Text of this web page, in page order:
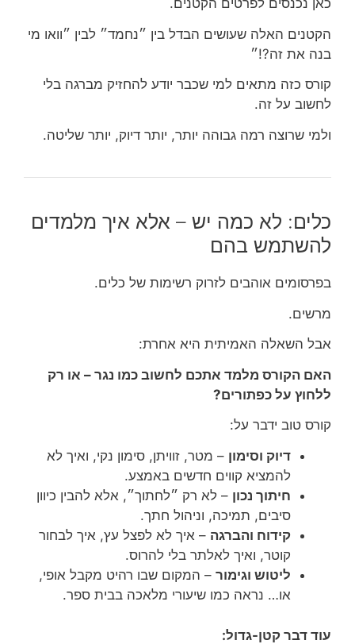
כאן נכנסים לפרטים הקטנים.
הקטנים האלה שעושים הבדל בין ״נחמד״ לבין ״וואו מי
בנה את זה?!״
קורס כזה מתאים למי שכבר יודע להחזיק מברגה בלי
לחשוב על זה.
ולמי שרוצה רמה גבוהה יותר, יותר דיוק, יותר שליטה.
כלים: לא כמה יש – אלא איך מלמדים
להשתמש בהם
בפרסומים אוהבים לזרוק רשימות של כלים.
מרשים.
אבל השאלה האמיתית היא אחרת:
האם הקורס מלמד אתכם לחשוב כמו נגר – או רק
ללחוץ על כפתורים?
קורס טוב ידבר על:
דיוק וסימון – מטר, זוויתן, סימון נקי, ואיך לא
להמציא קווים חדשים באמצע.
חיתוך נכון – לא רק ״לחתוך״, אלא להבין כיוון
סיבים, תמיכה, וניהול חתך.
קידוח והברגה – איך לא לפצל עץ, איך לבחור
קוטר, ואיך לאלתר בלי להרוס.
ליטוש וגימור – המקום שבו רהיט מקבל אופי,
או… נראה כמו שיעורי מלאכה בבית ספר.
עוד דבר קטן-גדול: